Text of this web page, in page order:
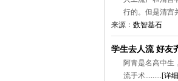
行的。但是清宫
来源： 数智基石
学生去人流 好友
阿青是名高中生
流手术.........[详